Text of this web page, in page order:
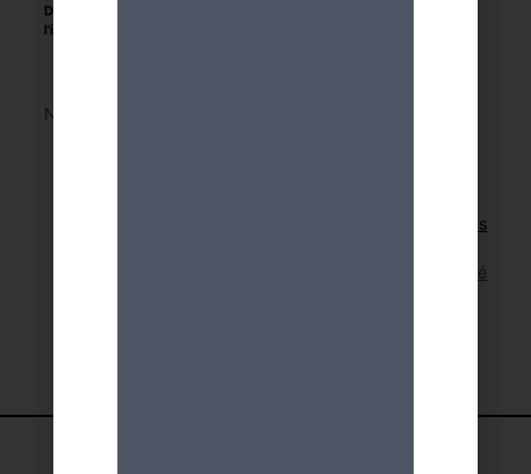
Délais pour
l'inscription :
Nous sommes désolés, cette activité a déjà eu lieu.
Retour aux activités
Lien pour cette activité